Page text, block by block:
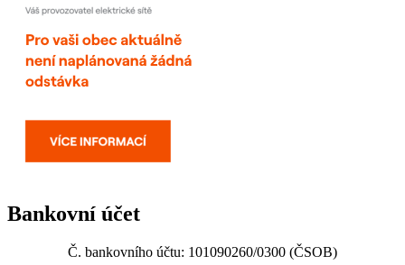
Bankovní účet
Č. bankovního účtu: 101090260/0300 (ČSOB)